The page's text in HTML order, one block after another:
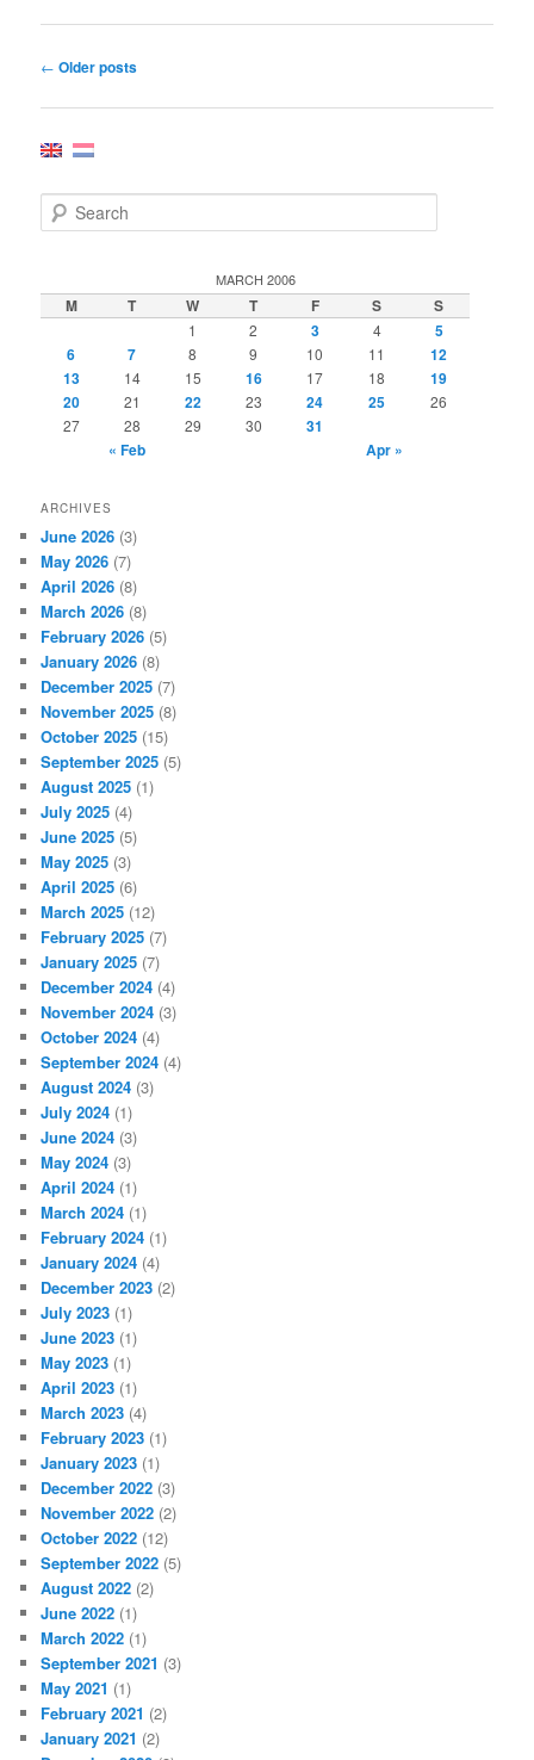
Post
← Older posts
e
c
h
MARCH 2006
M T W T F S S
1 2 3 4
5
6
7 8 9 10 11
12
13
14 15 16 17 18
19
20
21 22 23 24 25
26
27
28 29 30
31
« Feb
Apr »
ARCHIVES
June 2026 (3)
May 2026 (7)
April 2026 (8)
March 2026 (8)
February 2026 (5)
January 2026 (8)
December 2025 (7)
November 2025 (8)
October 2025 (15)
September 2025 (5)
August 2025 (1)
July 2025 (4)
June 2025 (5)
May 2025 (3)
April 2025 (6)
March 2025 (12)
February 2025 (7)
January 2025 (7)
December 2024 (4)
November 2024 (3)
October 2024 (4)
September 2024 (4)
August 2024 (3)
July 2024 (1)
June 2024 (3)
May 2024 (3)
April 2024 (1)
March 2024 (1)
February 2024 (1)
January 2024 (4)
December 2023 (2)
July 2023 (1)
June 2023 (1)
May 2023 (1)
April 2023 (1)
March 2023 (4)
February 2023 (1)
January 2023 (1)
December 2022 (3)
November 2022 (2)
October 2022 (12)
September 2022 (5)
August 2022 (2)
June 2022 (1)
March 2022 (1)
September 2021 (3)
May 2021 (1)
February 2021 (2)
January 2021 (2)